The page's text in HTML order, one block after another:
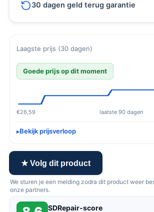
30 dagen geld terug garantie
Laagste prijs (30 dagen)
Goede prijs op dit moment
€26,59 laatste 90 dagen
Bekijk prijsverloop
★ Volg dit product
We sturen je een melding zodra dit product weer
onze partners.
SDRepair-score